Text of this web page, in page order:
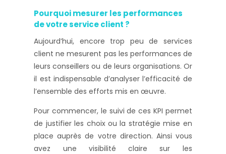
Pourquoi mesurer les performances
de votre service client ?
Aujourd’hui, encore trop peu de services
client ne mesurent pas les performances de
leurs conseillers ou de leurs organisations. Or
il est indispensable d’analyser l’efficacité de
l’ensemble des efforts mis en œuvre.
Pour commencer, le suivi de ces KPI permet
de justifier les choix ou la stratégie mise en
place auprès de votre direction. Ainsi vous
avez une visibilité claire sur les